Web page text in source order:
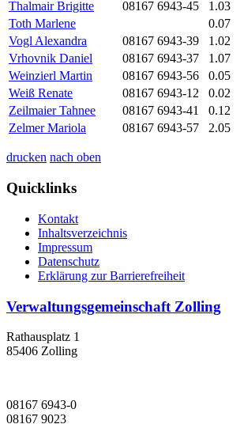
Thalmair Brigitte
08167 6943-45 1.03
Toth Marlene
0.07
Vogl Alexandra
08167 6943-39 1.02
Vrhovnik Daniel
08167 6943-37 1.07
Weinzierl Martin
08167 6943-56 0.05
Weiß Renate
08167 6943-12 0.02
Zeilmaier Tahnee
08167 6943-41 0.12
Zelmer Mariola
08167 6943-57 2.05
drucken nach oben
Quicklinks
Kontakt
Inhaltsverzeichnis
Impressum
Datenschutz
Erklärung zur Barrierefreiheit
Verwaltungsgemeinschaft Zolling
Rathausplatz 1
85406 Zolling
08167 6943-0
08167 9023